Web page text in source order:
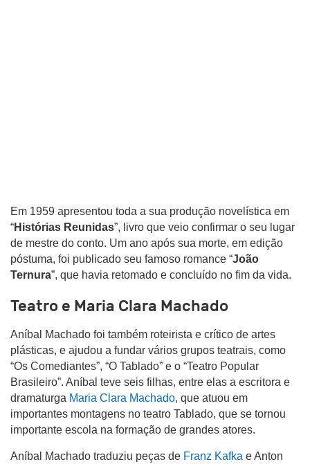
Em 1959 apresentou toda a sua produção novelística em
“Histórias Reunidas”, livro que veio confirmar o seu lugar
de mestre do conto. Um ano após sua morte, em edição
póstuma, foi publicado seu famoso romance “João
Ternura”, que havia retomado e concluído no fim da vida.
Teatro e Maria Clara Machado
Aníbal Machado foi também roteirista e crítico de artes
plásticas, e ajudou a fundar vários grupos teatrais, como
“Os Comediantes”, “O Tablado” e o “Teatro Popular
Brasileiro”. Aníbal teve seis filhas, entre elas a escritora e
dramaturga Maria Clara Machado, que atuou em
importantes montagens no teatro Tablado, que se tornou
importante escola na formação de grandes atores.
Aníbal Machado traduziu peças de Franz Kafka e Anton